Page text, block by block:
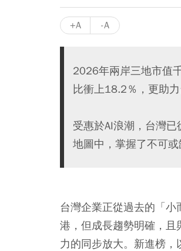
+A -A
2026年兩岸三地市值
比衝上18.2％，更助力
受惠於AI浪潮，台灣
地圖中，掌握了不可或
台灣企業正從過去的「
港，但成長趨勢明確，
力的同步放大。新進榜，